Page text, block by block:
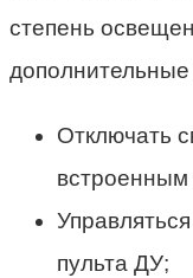
степень
Отключать
пульта ДУ;